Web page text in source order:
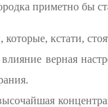
приметно бы
кстати,
верная